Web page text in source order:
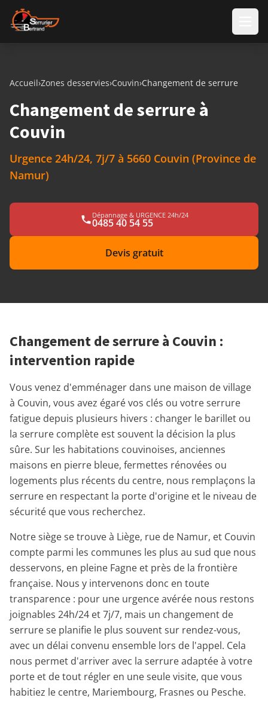
Aller au contenu
Accueil›Zones desservies›Couvin›Changement de serrure
Changement de serrure à
Couvin
Urgence 24h/24, 7j/7 à 5660 Couvin (Province de
Namur)
Dépannage & URGENCE 24h/24
0485 40 54 55
Devis gratuit
Changement de serrure à Couvin :
intervention rapide
Vous venez d'emménager dans une maison de village
à Couvin, vous avez égaré vos clés ou votre serrure
fatigue depuis plusieurs hivers : changer le barillet ou
la serrure complète est souvent la décision la plus
sûre. Sur les habitations couvinoises, anciennes
maisons en pierre bleue, fermettes rénovées ou
logements plus récents du centre, nous remplaçons la
serrure en respectant la porte d'origine et le niveau de
sécurité que vous recherchez.
Notre siège se trouve à Liège, rue de Namur, et Couvin
compte parmi les communes les plus au sud que nous
desservons, en pleine Fagne et près de la frontière
française. Nous y intervenons donc en toute
transparence : pour une urgence avérée nous restons
joignables 24h/24 et 7j/7, mais un changement de
serrure se planifie le plus souvent sur rendez-vous,
avec un délai convenu ensemble lors de l'appel. Cela
nous permet d'arriver avec la serrure adaptée à votre
porte et de tout régler en une seule visite, que vous
habitiez le centre, Mariembourg, Frasnes ou Pesche.